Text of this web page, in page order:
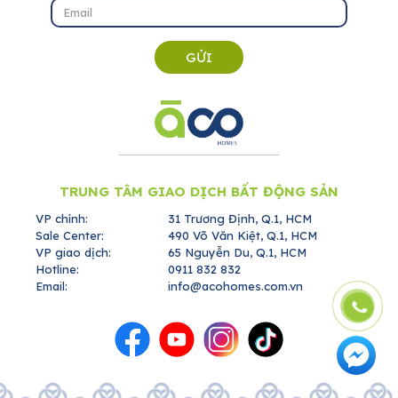
GỬI
TRUNG TÂM GIAO DỊCH BẤT ĐỘNG SẢN
VP chính:
31 Trương Định, Q.1, HCM
Sale Center:
490 Võ Văn Kiệt, Q.1, HCM
VP giao dịch:
65 Nguyễn Du, Q.1, HCM
Hotline:
0911 832 832
Email:
info@acohomes.com.vn